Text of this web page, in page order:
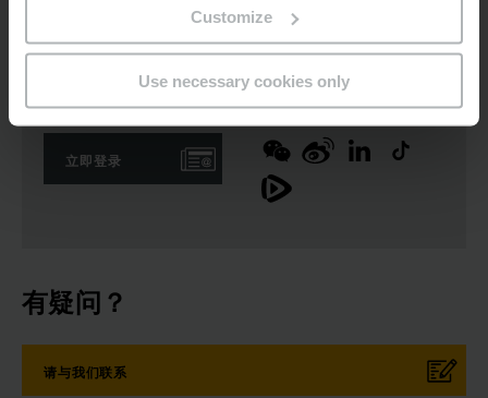
Customize
Use necessary cookies only
立即登录
有疑问？
请与我们联系